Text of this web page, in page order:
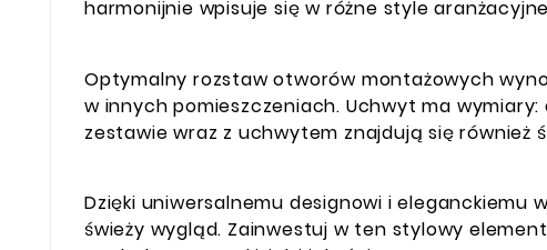
harmonijnie wpisuje się w różne style
Optymalny rozstaw otworów montażowych
w innych pomieszczeniach. Uchwyt ma wymiary:
zestawie wraz z uchwytem znajdują się również
Dzięki uniwersalnemu designowi i
świeży wygląd. Zainwestuj w ten stylowy